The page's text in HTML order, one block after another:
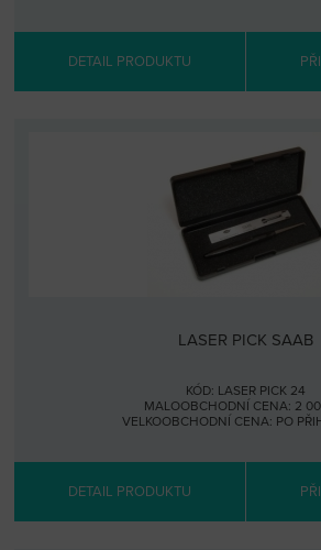
DETAIL PRODUKTU
LASER PICK SAAB
KÓD: LASER PICK 24
MALOOBCHODNÍ CENA: 2
VELKOOBCHODNÍ CENA: PO
DETAIL PRODUKTU